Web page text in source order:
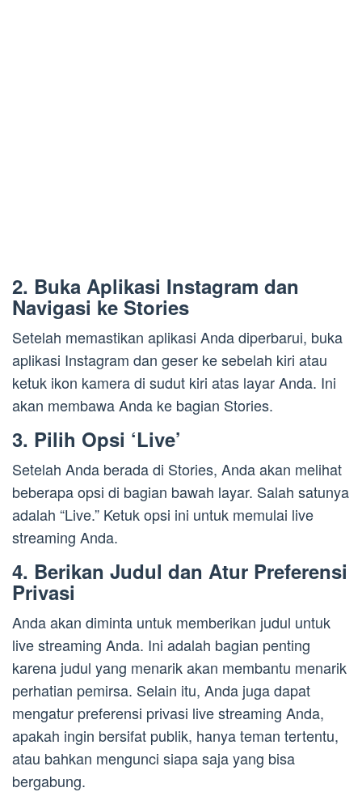
2. Buka Aplikasi Instagram dan
Navigasi ke Stories
Setelah memastikan aplikasi Anda diperbarui, buka
aplikasi Instagram dan geser ke sebelah kiri atau
ketuk ikon kamera di sudut kiri atas layar Anda. Ini
akan membawa Anda ke bagian Stories.
3. Pilih Opsi ‘Live’
Setelah Anda berada di Stories, Anda akan melihat
beberapa opsi di bagian bawah layar. Salah satunya
adalah “Live.” Ketuk opsi ini untuk memulai live
streaming Anda.
4. Berikan Judul dan Atur Preferensi
Privasi
Anda akan diminta untuk memberikan judul untuk
live streaming Anda. Ini adalah bagian penting
karena judul yang menarik akan membantu menarik
perhatian pemirsa. Selain itu, Anda juga dapat
mengatur preferensi privasi live streaming Anda,
apakah ingin bersifat publik, hanya teman tertentu,
atau bahkan mengunci siapa saja yang bisa
bergabung.